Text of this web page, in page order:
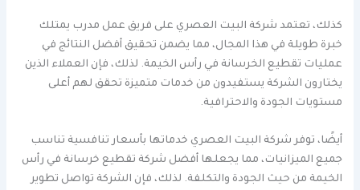
كذلك، تعتمد شركة البيت العصري على فريق عمل مدرب يمتلك
خبرة طويلة في هذا المجال، مما يضمن تحقيق أفضل النتائج في
عمليات تقطيع الخرسانة في رأس الخيمة. لذلك، فإن العملاء الذين
يختارون الشركة يستفيدون من خدمات متميزة تحقق لهم أعلى
مستويات الجودة والاحترافية.
أيضًا، توفر شركة البيت العصري خدماتها بأسعار تنافسية تناسب
جميع الميزانيات، مما يجعلها أفضل شركة تقطيع خرسانة في رأس
الخيمة من حيث الجودة والتكلفة. لذلك، فإن الشركة تواصل تطوير